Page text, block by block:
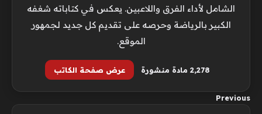
الشامل لأداء الفرق واللاعبين. يعكس في كتاباته شغفه
الكبير بالرياضة وحرصه على تقديم كل جديد لجمهور
الموقع.
2٬278 مادة منشورة عرض صفحة الكاتب
Previous